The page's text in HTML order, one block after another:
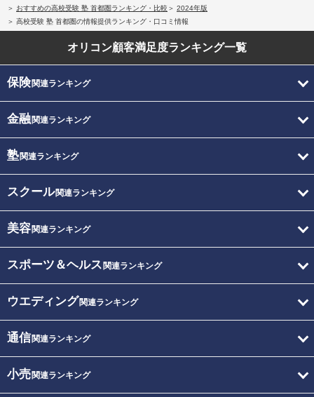
おすすめの高校受験 塾 首都圏ランキング・比較
2024年版
高校受験 塾 首都圏の情報提供ランキング・口コミ情報
オリコン顧客満足度ランキング一覧
保険関連ランキング
金融関連ランキング
塾関連ランキング
スクール関連ランキング
美容関連ランキング
スポーツ＆ヘルス 関連ランキング
ウエディング関連ランキング
通信関連ランキング
小売関連ランキング